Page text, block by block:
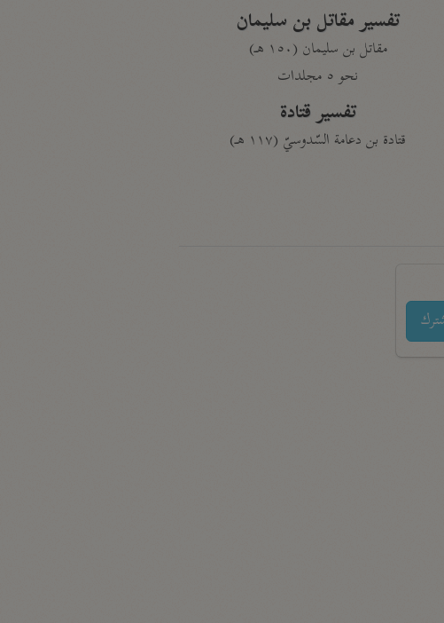
تفسير مقاتل بن سليمان
مقاتل بن سليمان (١٥٠ هـ)
نحو ٥ مجلدات
تفسير قتادة
قتادة بن دعامة السّدوسيّ (١١٧ هـ)